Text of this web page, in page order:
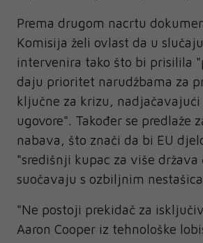
Prema drugom nacrtu
Komisija želi ovlast da u
intervenira tako što bi prisilila
daju prioritet narudžbama za
ključne za krizu, nadjačavajući
ugovore". Također se predlaže
nabava, što znači da bi EU
"središnji kupac za više država
suočavaju s ozbiljnim
"Ne postoji prekidač za
Aaron Cooper iz tehnološke